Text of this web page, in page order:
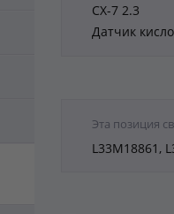
CX-7 2.3
Датчик
Эта позиция
L33M18861,